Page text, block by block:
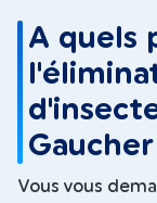
A quels
Gaucher
Vous vous